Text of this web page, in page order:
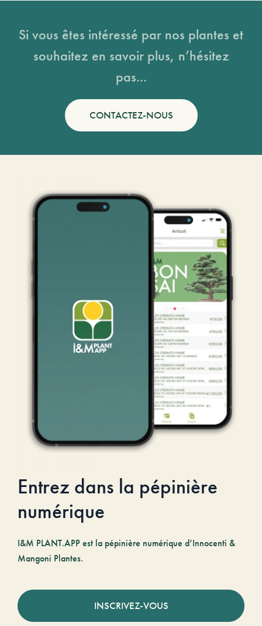
Si vous êtes intéressé par nos plantes et
souhaitez en savoir plus, n’hésitez
pas...
CONTACTEZ-NOUS
Entrez dans la pépinière
numérique
I&M PLANT.APP est la pépinière numérique d’Innocenti &
Mangoni Plantes.
INSCRIVEZ-VOUS